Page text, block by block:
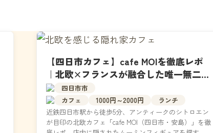
【四日市カフェ】cafe MOIを徹底レポ
｜北欧×フランスが融合した唯一無二の
空間と絶品メニュー
四日市市
カフェ
1000円～2000円
ランチ
近鉄四日市駅から徒歩5分、アンティークのシトロエン
が目印の北欧カフェ「cafe MOI（四日市・安島）」を徹